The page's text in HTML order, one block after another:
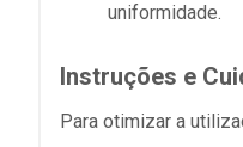
uniformidade.
Instruções e
Para otimizar a